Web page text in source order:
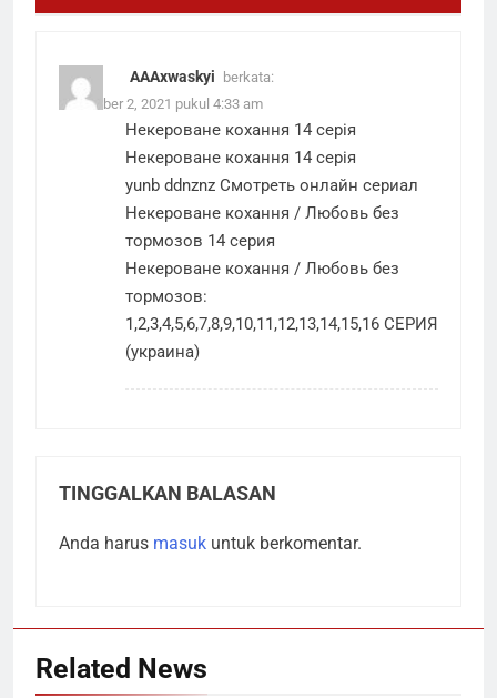
АААxwaskyi
berkata:
November 2, 2021 pukul 4:33 am
Некероване кохання 14 серія
Некероване кохання 14 серія
yunb ddnznz Смотреть онлайн сериал
Некероване кохання / Любовь без
тормозов 14 серия
Некероване кохання / Любовь без
тормозов:
1,2,3,4,5,6,7,8,9,10,11,12,13,14,15,16 СЕРИЯ
(украина)
TINGGALKAN BALASAN
Anda harus masuk untuk berkomentar.
Related News